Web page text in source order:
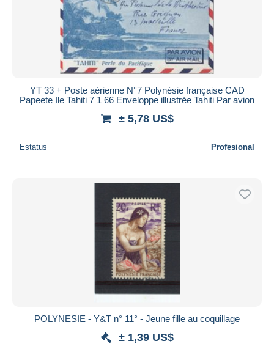
YT 33 + Poste aérienne N°7 Polynésie française CAD
Papeete Ile Tahiti 7 1 66 Enveloppe illustrée Tahiti Par avion
± 5,78 US$
Estatus Profesional
POLYNESIE - Y&T n° 11° - Jeune fille au coquillage
± 1,39 US$